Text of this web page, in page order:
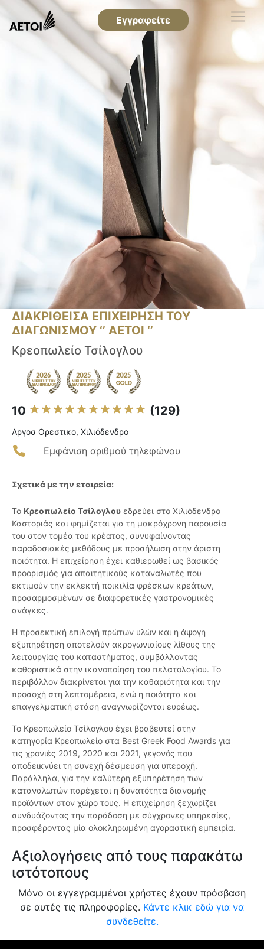
Εγγραφείτε
ΔΙΑΚΡΙΘΕΙΣΑ ΕΠΙΧΕΙΡΗΣΗ ΤΟΥ
ΔΙΑΓΩΝΙΣΜΟΥ ‘’ ΑΕΤΟΙ ‘’
Κρεοπωλείο Τσίλογλου
10 (129)
Αργοσ Ορεστικο, Χιλιόδενδρο
Εμφάνιση αριθμού τηλεφώνου
Σχετικά με την εταιρεία:
Το Κρεοπωλείο Τσίλογλου εδρεύει στο Χιλιόδενδρο
Καστοριάς και φημίζεται για τη μακρόχρονη παρουσία
του στον τομέα του κρέατος, συνυφαίνοντας
παραδοσιακές μεθόδους με προσήλωση στην άριστη
ποιότητα. Η επιχείρηση έχει καθιερωθεί ως βασικός
προορισμός για απαιτητικούς καταναλωτές που
εκτιμούν την εκλεκτή ποικιλία φρέσκων κρεάτων,
προσαρμοσμένων σε διαφορετικές γαστρονομικές
ανάγκες.
Η προσεκτική επιλογή πρώτων υλών και η άψογη
εξυπηρέτηση αποτελούν ακρογωνιαίους λίθους της
λειτουργίας του καταστήματος, συμβάλλοντας
καθοριστικά στην ικανοποίηση του πελατολογίου. Το
περιβάλλον διακρίνεται για την καθαριότητα και την
προσοχή στη λεπτομέρεια, ενώ η ποιότητα και
επαγγελματική στάση αναγνωρίζονται ευρέως.
Το Κρεοπωλείο Τσίλογλου έχει βραβευτεί στην
κατηγορία Κρεοπωλείο στα Best Greek Food Awards για
τις χρονιές 2019, 2020 και 2021, γεγονός που
αποδεικνύει τη συνεχή δέσμευση για υπεροχή.
Παράλληλα, για την καλύτερη εξυπηρέτηση των
καταναλωτών παρέχεται η δυνατότητα διανομής
προϊόντων στον χώρο τους. Η επιχείρηση ξεχωρίζει
συνδυάζοντας την παράδοση με σύγχρονες υπηρεσίες,
προσφέροντας μία ολοκληρωμένη αγοραστική εμπειρία.
Αξιολογήσεις από τους παρακάτω
ιστότοπους
Μόνο οι εγγεγραμμένοι χρήστες έχουν πρόσβαση
σε αυτές τις πληροφορίες. Κάντε κλικ εδώ για να
συνδεθείτε.